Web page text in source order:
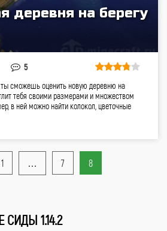
деревня на берегу
5
сможешь оценить новую деревню на
тебя своими размерами и множеством
в ней можно найти колокол, цветочные
1 … 7 8
1.14.2